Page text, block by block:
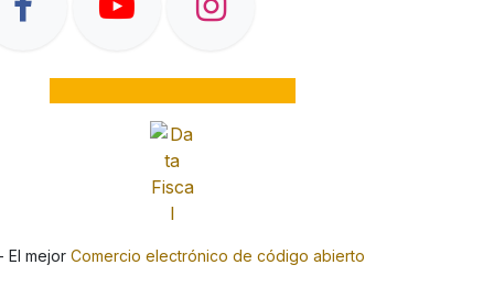
- El mejor Comercio electrónico de código abierto